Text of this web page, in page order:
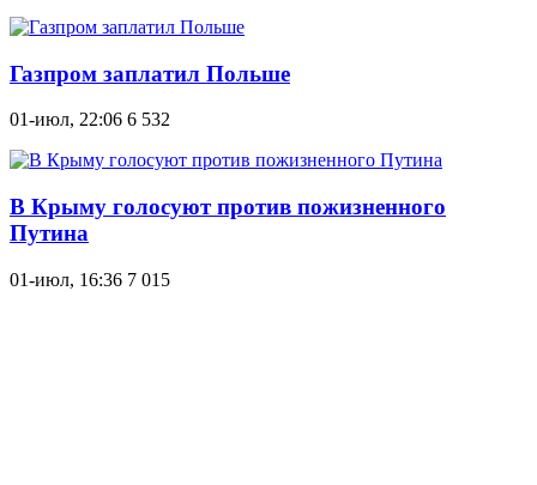
Газпром заплатил Польше
01-июл, 22:06 6 532
В Крыму голосуют против пожизненного
Путина
01-июл, 16:36 7 015